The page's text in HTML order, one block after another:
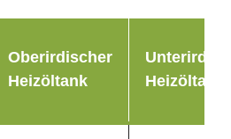
Oberirdischer
Heizöltank
Heizöltank